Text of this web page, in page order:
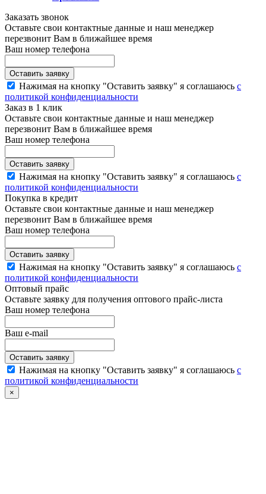
Заказать звонок
Оставьте свои контактные данные и наш менеджер
перезвонит Вам в ближайшее время
Ваш номер телефона
Нажимая на кнопку "Оставить заявку" я соглашаюсь с
политикой конфиденциальности
Заказ в 1 клик
Оставьте свои контактные данные и наш менеджер
перезвонит Вам в ближайшее время
Ваш номер телефона
Нажимая на кнопку "Оставить заявку" я соглашаюсь с
политикой конфиденциальности
Покупка в кредит
Оставьте свои контактные данные и наш менеджер
перезвонит Вам в ближайшее время
Ваш номер телефона
Нажимая на кнопку "Оставить заявку" я соглашаюсь с
политикой конфиденциальности
Оптовый прайс
Оставьте заявку для получения оптового прайс-листа
Ваш номер телефона
Ваш e-mail
Нажимая на кнопку "Оставить заявку" я соглашаюсь с
политикой конфиденциальности
×